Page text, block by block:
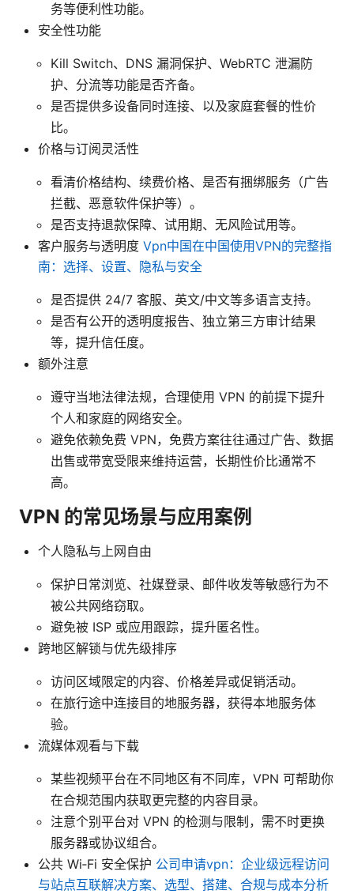
务等便利性功能。
安全性功能
Kill Switch、DNS 漏洞保护、WebRTC 泄漏防
护、分流等功能是否齐备。
是否提供多设备同时连接、以及家庭套餐的性价
比。
价格与订阅灵活性
看清价格结构、续费价格、是否有捆绑服务（广告
拦截、恶意软件保护等）。
是否支持退款保障、试用期、无风险试用等。
客户服务与透明度 Vpn中国在中国使用VPN的完整指
南：选择、设置、隐私与安全
是否提供 24/7 客服、英文/中文等多语言支持。
是否有公开的透明度报告、独立第三方审计结果
等，提升信任度。
额外注意
遵守当地法律法规，合理使用 VPN 的前提下提升
个人和家庭的网络安全。
避免依赖免费 VPN，免费方案往往通过广告、数据
出售或带宽受限来维持运营，长期性价比通常不
高。
VPN 的常见场景与应用案例
个人隐私与上网自由
保护日常浏览、社媒登录、邮件收发等敏感行为不
被公共网络窃取。
避免被 ISP 或应用跟踪，提升匿名性。
跨地区解锁与优先级排序
访问区域限定的内容、价格差异或促销活动。
在旅行途中连接目的地服务器，获得本地服务体
验。
流媒体观看与下载
某些视频平台在不同地区有不同库，VPN 可帮助你
在合规范围内获取更完整的内容目录。
注意个别平台对 VPN 的检测与限制，需不时更换
服务器或协议组合。
公共 Wi‑Fi 安全保护 公司申请vpn：企业级远程访问
与站点互联解决方案、选型、搭建、合规与成本分析